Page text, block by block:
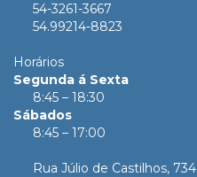
54-3261-3667
54.99214-8823
Horários
Segunda á Sexta
8:45 – 18:30
Sábados
8:45 – 17:00
Rua Júlio de Castilhos, 734